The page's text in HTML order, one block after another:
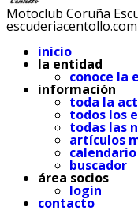
Motoclub Coruña
escuderiacentollo.com
inicio
la entidad
conoce la
información
toda la
todos los
todas las
artículos
buscador
área socios
login
contacto